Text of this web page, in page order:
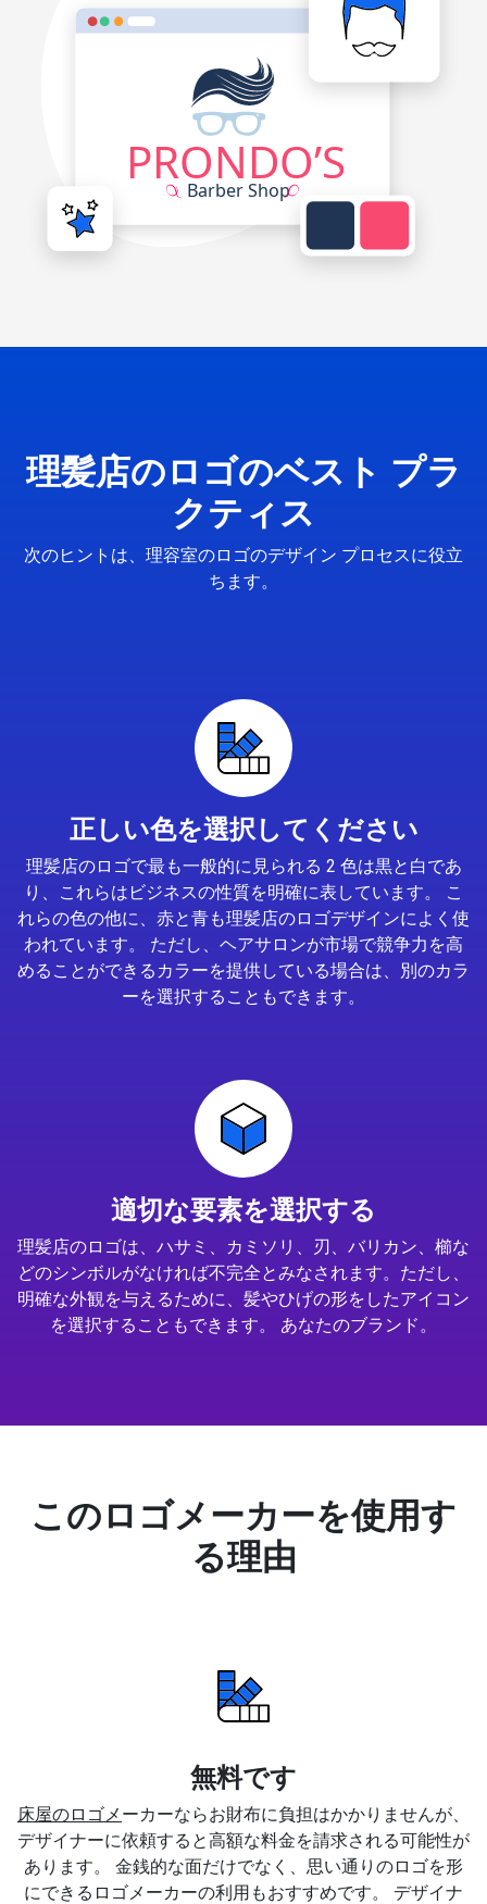
理髪店のロゴのベスト プラ
クティス
次のヒントは、理容室のロゴのデザイン プロセスに役立
ちます。
正しい色を選択してください
理髪店のロゴで最も一般的に見られる 2 色は黒と白であ
り、これらはビジネスの性質を明確に表しています。 こ
れらの色の他に、赤と青も理髪店のロゴデザインによく使
われています。 ただし、ヘアサロンが市場で競争力を高
めることができるカラーを提供している場合は、別のカラ
ーを選択することもできます。
適切な要素を選択する
理髪店のロゴは、ハサミ、カミソリ、刃、バリカン、櫛な
どのシンボルがなければ不完全とみなされます。ただし、
明確な外観を与えるために、髪やひげの形をしたアイコン
を選択することもできます。 あなたのブランド。
このロゴメーカーを使用す
る理由
無料です
床屋のロゴメ ーカーならお財布に負担はかかりませんが、
デザイナーに依頼すると高額な料金を請求される可能性が
あります。 金銭的な面だけでなく、思い通りのロゴを形
にできるロゴメーカーの利用もおすすめです。 デザイナ